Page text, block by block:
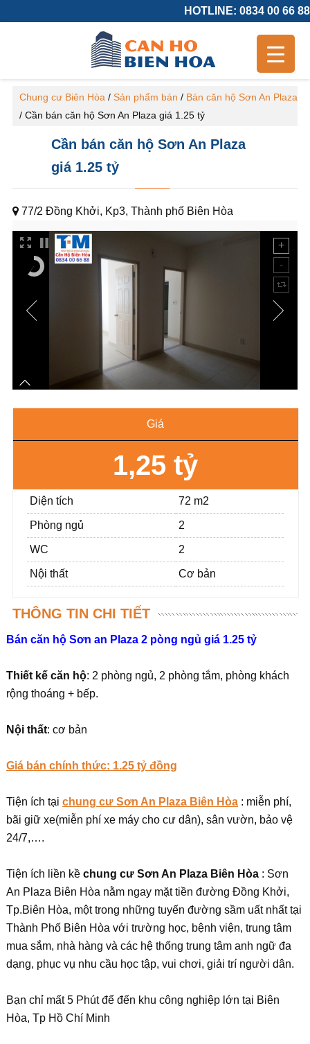
HOTLINE: 0834 00 66 88
Chung cư Biên Hòa / Sản phẩm bán / Bán căn hộ Sơn An Plaza
/ Cần bán căn hộ Sơn An Plaza giá 1.25 tỷ
Cần bán căn hộ Sơn An Plaza
giá 1.25 tỷ
77/2 Đồng Khởi, Kp3, Thành phố Biên Hòa
Giá
1,25 tỷ
Diện tích 72 m2
Phòng ngủ 2
WC 2
Nội thất Cơ bản
THÔNG TIN CHI TIẾT
Bán căn hộ Sơn an Plaza 2 pòng ngủ giá 1.25 tỷ
Thiết kế căn hộ: 2 phòng ngủ, 2 phòng tắm, phòng khách
rộng thoáng + bếp.
Nội thất: cơ bản
Giá bán chính thức: 1.25 tỷ đồng
Tiện ích tại chung cư Sơn An Plaza Biên Hòa: miễn phí,
bãi giữ xe(miễn phí xe máy cho cư dân), sân vườn, bảo vệ
24/7,….
Tiện ích liền kề chung cư Sơn An Plaza Biên Hòa: Sơn
An Plaza Biên Hòa nằm ngay mặt tiền đường Đồng Khởi,
Tp.Biên Hòa, một trong những tuyến đường sầm uất nhất tại
Thành Phố Biên Hòa với trường học, bệnh viện, trung tâm
mua sắm, nhà hàng và các hệ thống trung tâm anh ngữ đa
dạng, phục vụ nhu cầu học tập, vui chơi, giải trí người dân.
Bạn chỉ mất 5 Phút để đến khu công nghiệp lớn tại Biên
Hòa, Tp Hồ Chí Minh